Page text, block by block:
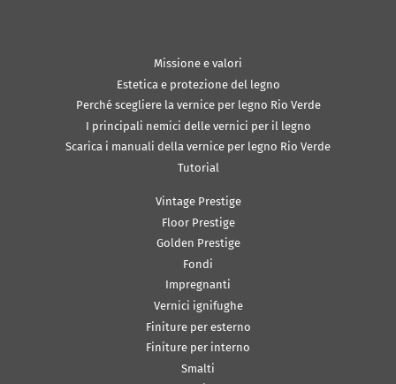
Missione e valori
Estetica e protezione del legno
Perché scegliere la vernice per legno Rio Verde
I principali nemici delle vernici per il legno
Scarica i manuali della vernice per legno Rio Verde
Tutorial
Vintage Prestige
Floor Prestige
Golden Prestige
Fondi
Impregnanti
Vernici ignifughe
Finiture per esterno
Finiture per interno
Smalti